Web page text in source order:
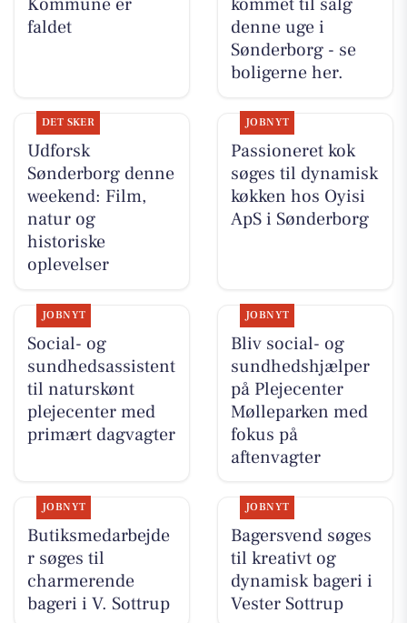
Kommune er
faldet
kommet til salg
denne uge i
Sønderborg - se
boligerne her.
DET SKER
Udforsk
Sønderborg denne
weekend: Film,
natur og
historiske
oplevelser
JOBNYT
Passioneret kok
søges til dynamisk
køkken hos Oyisi
ApS i Sønderborg
JOBNYT
Social- og
sundhedsassistent
til naturskønt
plejecenter med
primært dagvagter
JOBNYT
Bliv social- og
sundhedshjælper
på Plejecenter
Mølleparken med
fokus på
aftenvagter
JOBNYT
Butiksmedarbejde
r søges til
charmerende
bageri i V. Sottrup
JOBNYT
Bagersvend søges
til kreativt og
dynamisk bageri i
Vester Sottrup